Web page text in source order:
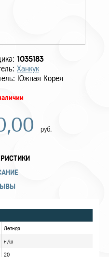
1035183
Ханкук
Южная Корея
руб.
ОТЗЫВЫ